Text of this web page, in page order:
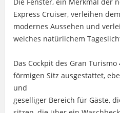
Express Cruiser, verleihen
modernes Aussehen und
weiches natürlichem
Das Cockpit des Gran
förmigen Sitz ausgestattet,
und
geselliger Bereich für Gäste,